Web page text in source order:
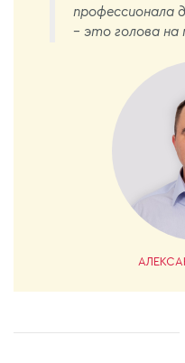
профессионала
– это голова на